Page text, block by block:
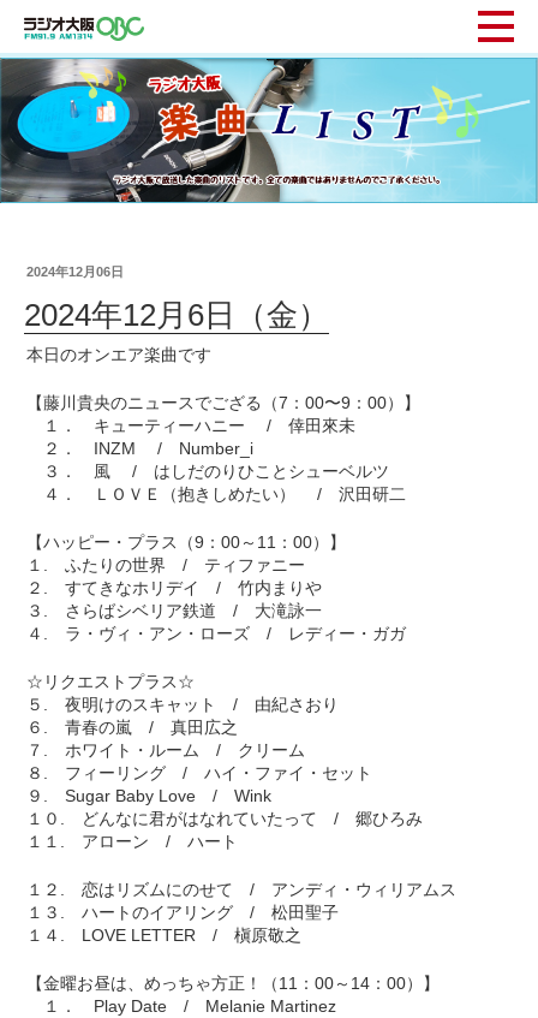
2024年12月06日
2024年12月6日（金）
本日のオンエア楽曲です
【藤川貴央のニュースでござる（7：00〜9：00）】
１． キューティーハニー / 倖田來未
２． INZM / Number_i
３． 風 / はしだのりひことシューベルツ
４． ＬＯＶＥ（抱きしめたい） / 沢田研二
【ハッピー・プラス（9：00～11：00）】
１. ふたりの世界 / ティファニー
２. すてきなホリデイ / 竹内まりや
３. さらばシベリア鉄道 / 大滝詠一
４. ラ・ヴィ・アン・ローズ / レディー・ガガ
☆リクエストプラス☆
５. 夜明けのスキャット / 由紀さおり
６. 青春の嵐 / 真田広之
７. ホワイト・ルーム / クリーム
８. フィーリング / ハイ・ファイ・セット
９. Sugar Baby Love / Wink
１０. どんなに君がはなれていたって / 郷ひろみ
１１. アローン / ハート
１２. 恋はリズムにのせて / アンディ・ウィリアムス
１３. ハートのイアリング / 松田聖子
１４. LOVE LETTER / 槇原敬之
【金曜お昼は、めっちゃ方正！（11：00～14：00）】
１． Play Date / Melanie Martinez